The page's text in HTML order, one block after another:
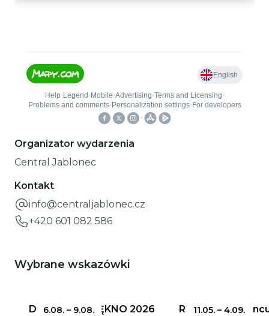
Organizator wydarzenia
Central Jablonec
Kontakt
info@centraljablonec.cz
+420 601 082 586
Wybrane wskazówki
6.08. – 9.08.
DELIKATNE PIĘKNO 2026 11.05. – 4.09.
Ratusz w